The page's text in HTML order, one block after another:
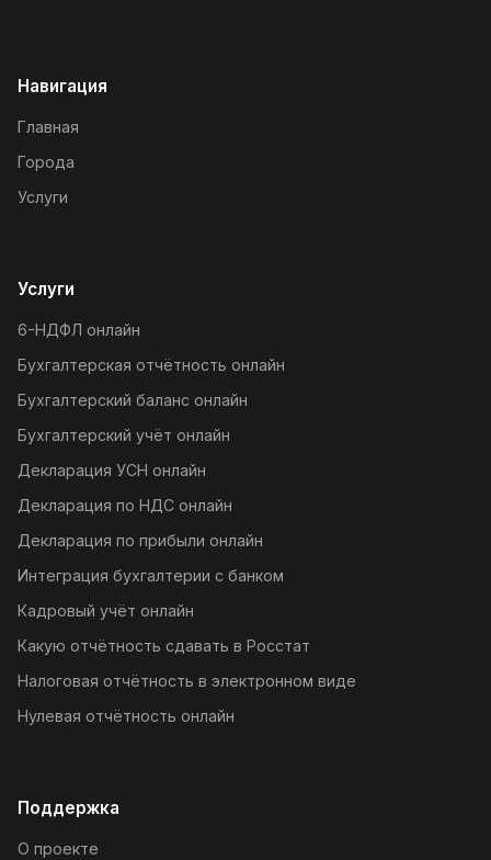
Навигация
Главная
Города
Услуги
Услуги
6-НДФЛ онлайн
Бухгалтерская отчётность онлайн
Бухгалтерский баланс онлайн
Бухгалтерский учёт онлайн
Декларация УСН онлайн
Декларация по НДС онлайн
Декларация по прибыли онлайн
Интеграция бухгалтерии с банком
Кадровый учёт онлайн
Какую отчётность сдавать в Росстат
Налоговая отчётность в электронном виде
Нулевая отчётность онлайн
Поддержка
О проекте